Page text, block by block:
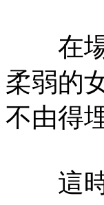
在場
柔弱的
不由得
這時